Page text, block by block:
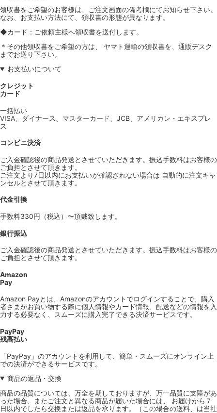
領収書をご希望のお客様は、ご注文画面の備考欄にてお知らせ下さい。
なお、お支払い方法にて、領収書の形態が異なります。
◆カード：ご依頼主様へ領収書を送付します。
＊その他領収書をご希望の方は、 ヤマト運輸の領収書を、通販デスク
までお送り下さい。
お支払いについて
クレジット
カード
一括払い
VISA、ダイナース、マスターカード、JCB、アメリカン・エキスプレ
ス
コンビニ決済
ご入金確認後の商品発送とさせていただきます。振込手数料はお客様の
ご負担とさせて頂きます。
ご注文より7日以内にお支払いが確認されない場合は 自動的に注文キャ
ンセルとさせて頂きます。
代金引換
手数料330円（税込）〜頂戴致します。
銀行振込
ご入金確認後の商品発送とさせていただきます。振込手数料はお客様の
ご負担とさせて頂きます。
Amazon
Pay
Amazon Payとは、Amazonのアカウントでログインすることで、購入
者さまがお買い物する際に個人情報やカード情報、配送などの情報を入
力する必要なく、スムーズに購入完了できる決済サービスです。
PayPay
残高払い
「PayPay」のアカウントを利用して、簡単・スムーズにオンライン上
での決済ができるサービスです。
商品の返品・交換
商品の品質については、万全を期しておりますが、万一品質に支障があ
った場合、またご注文と異なる商品が届いた場合には、 お届けから７
日以内でしたら交換または返品を承ります。（この場合の送料、は当社